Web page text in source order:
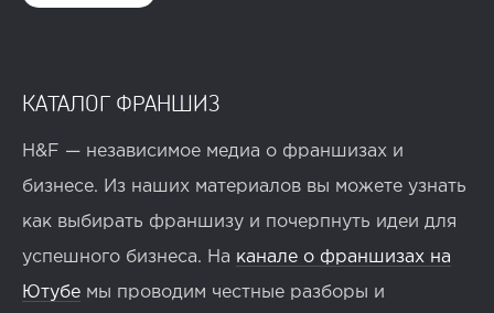
КАТАЛОГ ФРАНШИЗ
H&F — независимое медиа о франшизах и
бизнесе. Из наших материалов вы можете узнать
как выбирать франшизу и почерпнуть идеи для
успешного бизнеса. На канале о франшизах на
Ютубе мы проводим честные разборы и